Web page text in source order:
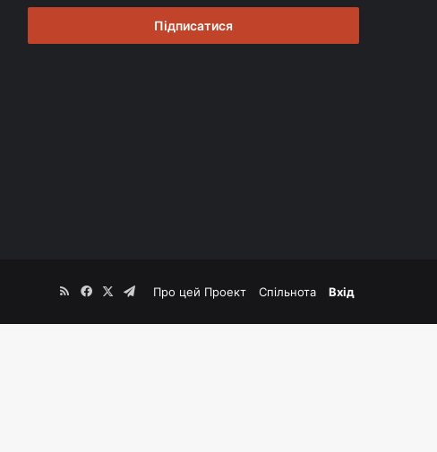
email
Про цей Проект Спільнота Вхід
RSSFacebookTelegram